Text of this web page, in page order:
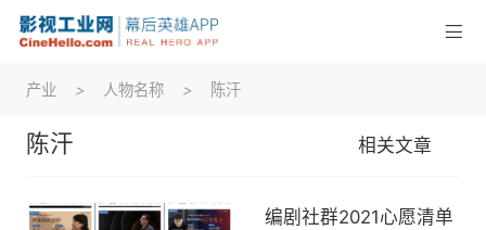
产业 > 人物名称 > 陈汗
陈汗 相关文章
编剧社群2021心愿清单